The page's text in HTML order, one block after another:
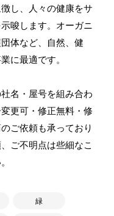
し、人々の健康をサ
唆します。オーガニ
体など、自然、健
に最適です。
名・屋号を組み合わ
更可・修正無料・修
ご依頼も承っており
ご不明点は些細なこ
緑